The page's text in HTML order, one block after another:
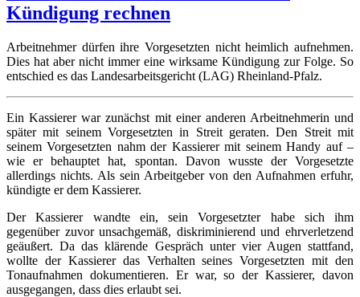
Kündigung rechnen
Arbeitnehmer dürfen ihre Vorgesetzten nicht heimlich aufnehmen.
Dies hat aber nicht immer eine wirksame Kündigung zur Folge. So
entschied es das Landesarbeitsgericht (LAG) Rheinland-Pfalz.
Ein Kassierer war zunächst mit einer anderen Arbeitnehmerin und
später mit seinem Vorgesetzten in Streit geraten. Den Streit mit
seinem Vorgesetzten nahm der Kassierer mit seinem Handy auf –
wie er behauptet hat, spontan. Davon wusste der Vorgesetzte
allerdings nichts. Als sein Arbeitgeber von den Aufnahmen erfuhr,
kündigte er dem Kassierer.
Der Kassierer wandte ein, sein Vorgesetzter habe sich ihm
gegenüber zuvor unsachgemäß, diskriminierend und ehrverletzend
geäußert. Da das klärende Gespräch unter vier Augen stattfand,
wollte der Kassierer das Verhalten seines Vorgesetzten mit den
Tonaufnahmen dokumentieren. Er war, so der Kassierer, davon
ausgegangen, dass dies erlaubt sei.